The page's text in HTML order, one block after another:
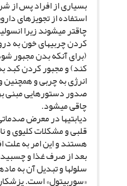
بسیارى از افراد پس از
استفاده از تجویزهاى
چاق‏تر مى‏شوند زیرا
کردن چربى‏هاى خون به
(براى آنکه بدن مجبور
کند) و مجبور کردن کبد
انرژى به چربى و همچنین
صدور دستورهایى مبنى
چاقى مى‏شود.
دیابتى‏ها در معرض
قلبى و مشکلات کلیوى و
هستند و این امر به
بعد از صرف غذا و
سلول‏ها و تبدیل آن به
«سوربیتول» است.